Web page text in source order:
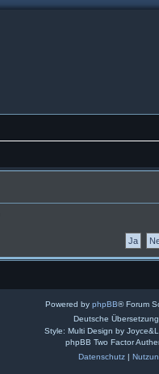
Powered by phpBB® Forum
Deutsche
Style: Multi Design by
phpBB Two Factor
Datenschutz|